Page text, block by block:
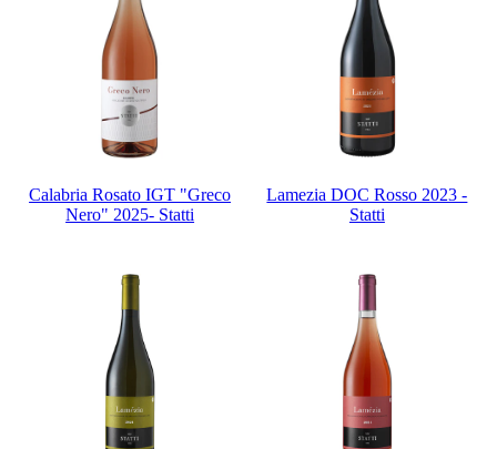
Calabria Rosato IGT "Greco
Nero" 2025- Statti
Lamezia DOC Rosso 2023 -
Statti